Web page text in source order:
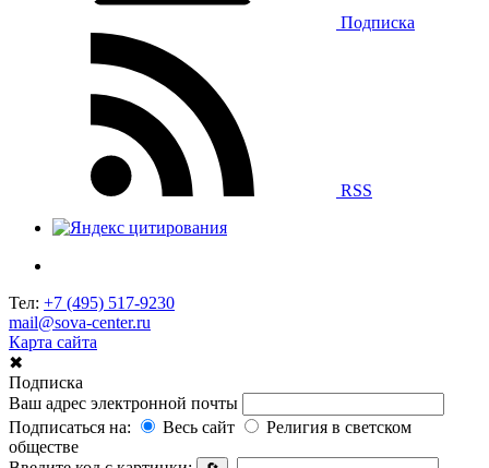
Подписка
RSS
Тел: +7 (495) 517-9230
mail@sova-center.ru
Карта сайта
✖
Подписка
Ваш адрес электронной почты
Подписаться на:
Весь сайт
Религия в светском
обществе